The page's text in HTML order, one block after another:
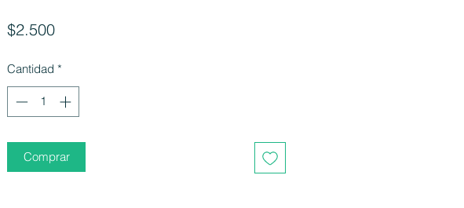
$2.500Precio
Cantidad *
Comprar